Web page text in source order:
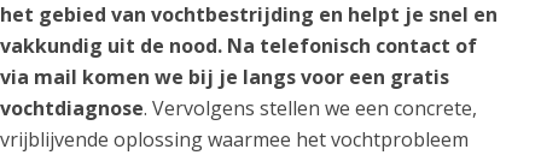
het gebied van vochtbestrijding en helpt je snel en
vakkundig uit de nood. Na telefonisch contact of
via mail komen we bij je langs voor een gratis
vochtdiagnose. Vervolgens stellen we een concrete,
vrijblijvende oplossing waarmee het vochtprobleem